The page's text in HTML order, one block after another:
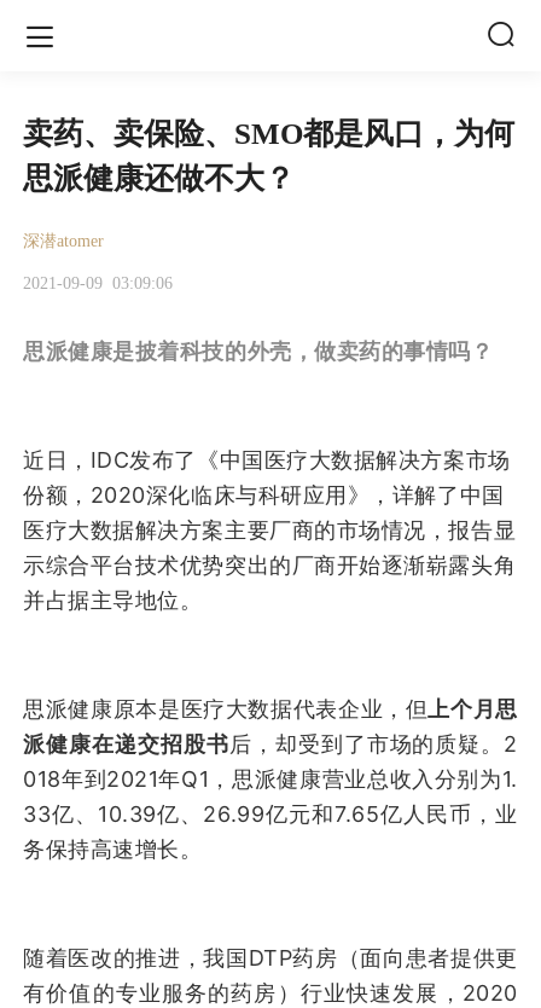
 
卖药、卖保险、SMO都是风口，为何
思派健康还做不大？
深潜atomer
2021-09-09 03:09:06
思派健康是披着科技的外壳，做卖药的事情吗？
近日，IDC发布了《中国医疗大数据解决方案市场
份额，2020深化临床与科研应用》，详解了中国
医疗大数据解决方案主要厂商的市场情况，报告显
示综合平台技术优势突出的厂商开始逐渐崭露头角
并占据主导地位。
思派健康原本是医疗大数据代表企业，但上个月思
派健康在递交招股书后，却受到了市场的质疑。2
018年到2021年Q1，思派健康营业总收入分别为1.
33亿、10.39亿、26.99亿元和7.65亿人民币，业
务保持高速增长。
随着医改的推进，我国DTP药房（面向患者提供更
有价值的专业服务的药房）行业快速发展，2020